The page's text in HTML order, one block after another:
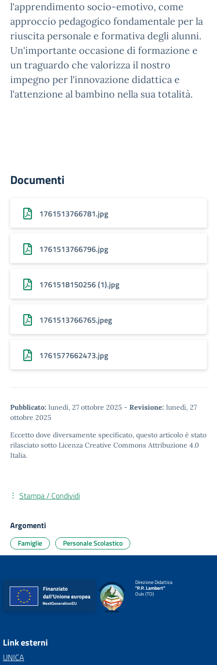
l'apprendimento socio-emotivo, come
approccio pedagogico fondamentale per la
riuscita personale e formativa degli alunni.
Un'importante occasione di formazione e
un traguardo che valorizza il nostro
impegno per l'innovazione didattica e
l'attenzione al bambino nella sua totalità.
Documenti
1761513766781.jpg
1761513766796.jpg
1761518150256 (1).jpg
1761513766765.jpeg
1761577662473.jpg
Pubblicato: lunedì, 27 ottobre 2025 - Revisione: lunedì, 27
ottobre 2025
Eccetto dove diversamente specificato, questo articolo è stato
rilasciato sotto Licenza Creative Commons Attribuzione 4.0
Italia.
Stampa / Condividi
Argomenti
Famiglie Personale Scolastico
Direzione Didattica
"P.P. Lambert"
Oulx (TO)
Link esterni
UNICA